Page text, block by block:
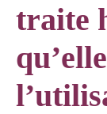
traite